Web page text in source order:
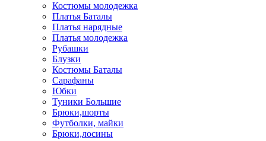
Костюмы молодежка
Платья Баталы
Платья нарядные
Платья молодежка
Рубашки
Блузки
Костюмы Баталы
Сарафаны
Юбки
Туники Большие
Брюки,шорты
Футболки, майки
Брюки,лосины